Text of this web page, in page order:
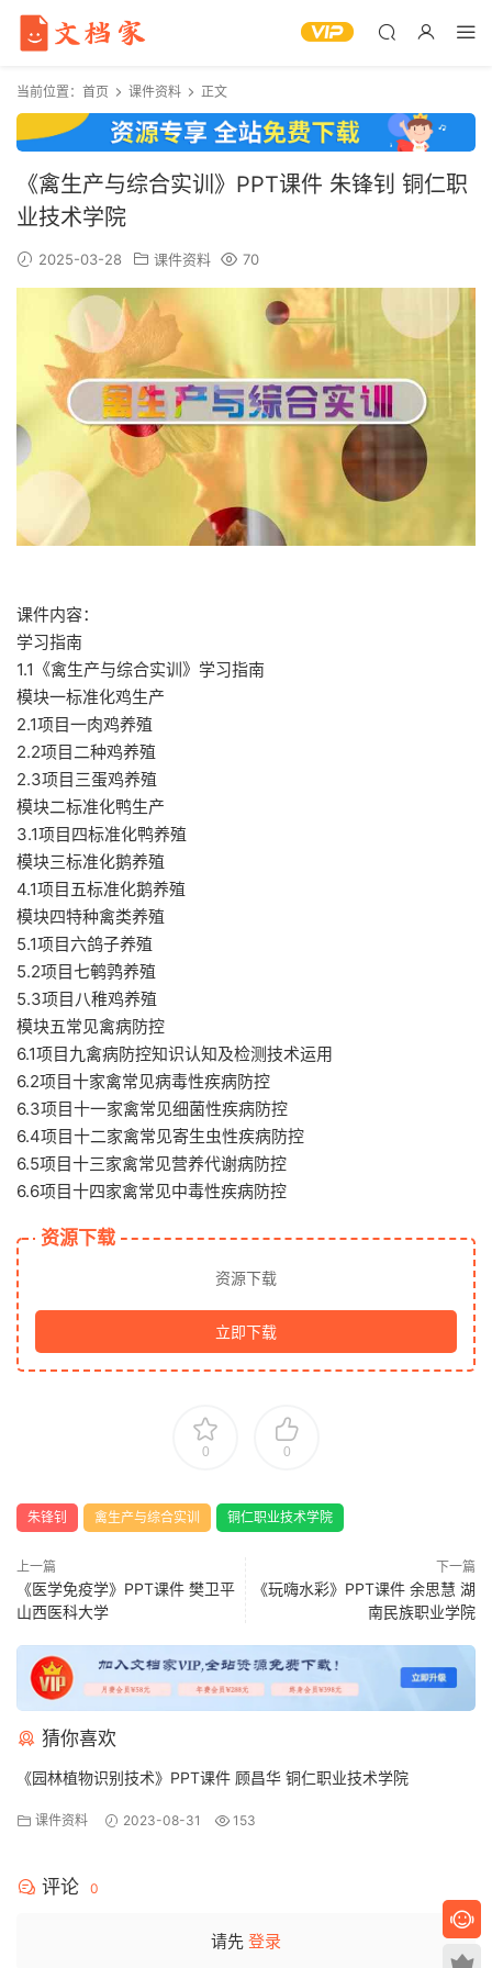
当前位置： 首页 课件资料 正文
《禽生产与综合实训》PPT课件 朱锋钊 铜仁职
业技术学院
2025-03-28 课件资料 70
课件内容：
学习指南
1.1《禽生产与综合实训》学习指南
模块一标准化鸡生产
2.1项目一肉鸡养殖
2.2项目二种鸡养殖
2.3项目三蛋鸡养殖
模块二标准化鸭生产
3.1项目四标准化鸭养殖
模块三标准化鹅养殖
4.1项目五标准化鹅养殖
模块四特种禽类养殖
5.1项目六鸽子养殖
5.2项目七鹌鹑养殖
5.3项目八稚鸡养殖
模块五常见禽病防控
6.1项目九禽病防控知识认知及检测技术运用
6.2项目十家禽常见病毒性疾病防控
6.3项目十一家禽常见细菌性疾病防控
6.4项目十二家禽常见寄生虫性疾病防控
6.5项目十三家禽常见营养代谢病防控
6.6项目十四家禽常见中毒性疾病防控
资源下载
资源下载
立即下载
0 0
朱锋钊 禽生产与综合实训 铜仁职业技术学院
上一篇
《医学免疫学》PPT课件 樊卫平
山西医科大学
下一篇
《玩嗨水彩》PPT课件 余思慧 湖
南民族职业学院
猜你喜欢
《园林植物识别技术》PPT课件 顾昌华 铜仁职业技术学院
课件资料 2023-08-31 153
评论 0
请先 登录